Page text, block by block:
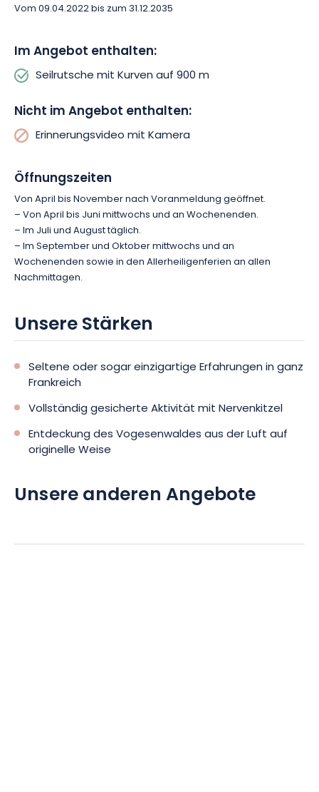
Vom 09.04.2022 bis zum 31.12.2035
Im Angebot enthalten:
Seilrutsche mit Kurven auf 900 m
Nicht im Angebot enthalten:
Erinnerungsvideo mit Kamera
Öffnungszeiten
Von April bis November nach Voranmeldung geöffnet.
– Von April bis Juni mittwochs und an Wochenenden.
– Im Juli und August täglich.
– Im September und Oktober mittwochs und an
Wochenenden sowie in den Allerheiligenferien an allen
Nachmittagen.
Unsere Stärken
Seltene oder sogar einzigartige Erfahrungen in ganz
Frankreich
Vollständig gesicherte Aktivität mit Nervenkitzel
Entdeckung des Vogesenwaldes aus der Luft auf
originelle Weise
Unsere anderen Angebote